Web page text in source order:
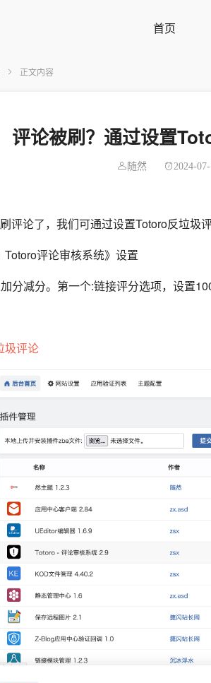
首页
正文内容
评论被刷？通过设置
随然 2024-
评论了，我们可通过设置Totoro反垃圾评
评论审核系统》设置
分减分。第一个:链接评分选项，设置
圾评论